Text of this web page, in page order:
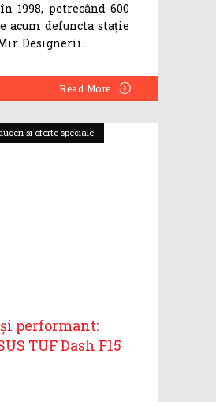
1998, petrecând 600
acum defuncta stație
Designerii
Read More
și oferte speciale
performant:
TUF Dash F15